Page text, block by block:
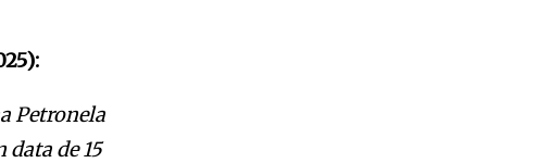
Petronela
de 15